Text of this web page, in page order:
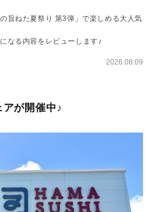
旨ねた夏祭り 第3弾」で楽しめる大人気
なる内容をレビューします♪
2026.08.09
が開催中♪